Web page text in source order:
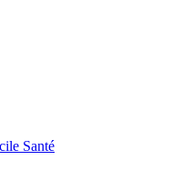
Santé